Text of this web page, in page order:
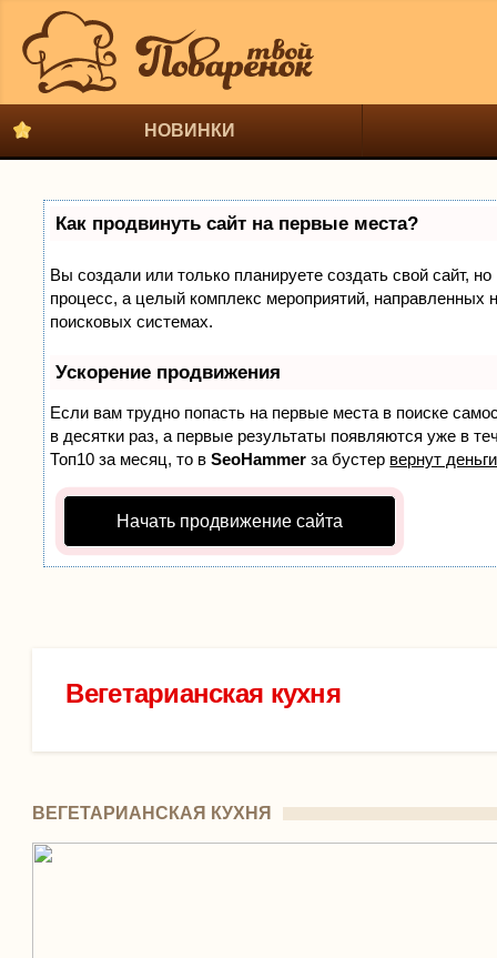
НОВИНКИ
Как продвинуть сайт на первые места?
Вы создали или только планируете создать свой сайт,
процесс, а целый комплекс мероприятий, направленных
поисковых системах.
Ускорение продвижения
Если вам трудно попасть на первые места в поиске
в десятки раз, а первые результаты появляются уже в
Топ10 за месяц, то вSeoHammer за бустер вернут
Начать продвижение сайта
Вегетарианская кухня
ВЕГЕТАРИАНСКАЯ КУХНЯ